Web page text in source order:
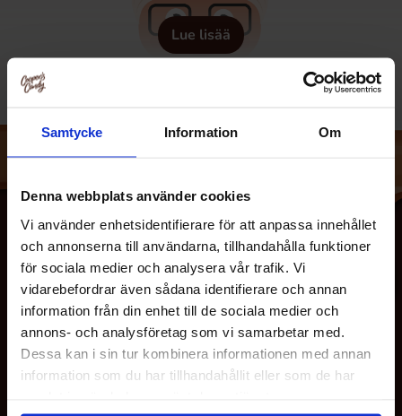
Samtycke Information Om
Denna webbplats använder cookies
Vi använder enhetsidentifierare för att anpassa innehållet
och annonserna till användarna, tillhandahålla funktioner
för sociala medier och analysera vår trafik. Vi
vidarebefordrar även sådana identifierare och annan
information från din enhet till de sociala medier och
annons- och analysföretag som vi samarbetar med.
Dessa kan i sin tur kombinera informationen med annan
information som du har tillhandahållit eller som de har
Lue lisää
MEISTÄ